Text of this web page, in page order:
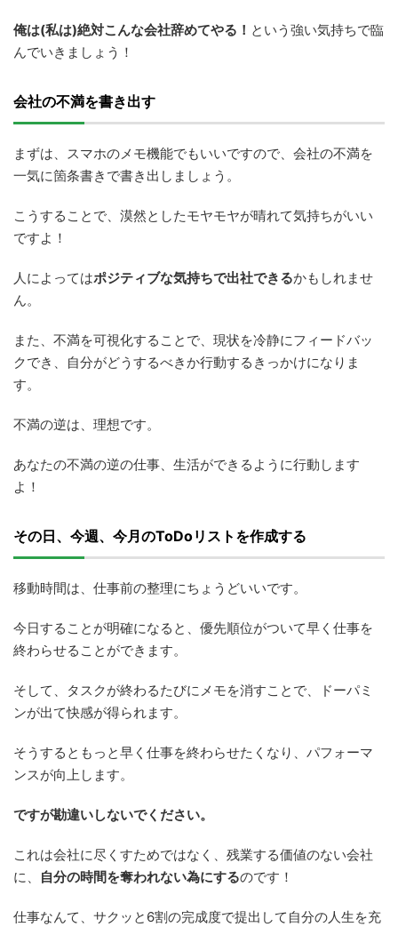
俺は(私は)絶対こんな会社辞めてやる！ という強い気持ちで臨
んでいきましょう！
会社の不満を書き出す
まずは、スマホのメモ機能でもいいですので、会社の不満を
一気に箇条書きで書き出しましょう。
こうすることで、漠然としたモヤモヤが晴れて気持ちがいい
ですよ！
人によってはポジティブな気持ちで出社できるかもしれませ
ん。
また、不満を可視化することで、現状を冷静にフィードバッ
クでき、自分がどうするべきか行動するきっかけになりま
す。
不満の逆は、理想です。
あなたの不満の逆の仕事、生活ができるように行動します
よ！
その日、今週、今月のToDoリストを作成する
移動時間は、仕事前の整理にちょうどいいです。
今日することが明確になると、優先順位がついて早く仕事を
終わらせることができます。
そして、タスクが終わるたびにメモを消すことで、ドーパミ
ンが出て快感が得られます。
そうするともっと早く仕事を終わらせたくなり、パフォーマ
ンスが向上します。
ですが勘違いしないでください。
これは会社に尽くすためではなく、残業する価値のない会社
に、
自分の時間を奪われない為にするのです！
仕事なんて、サクッと6割の完成度で提出して自分の人生を充